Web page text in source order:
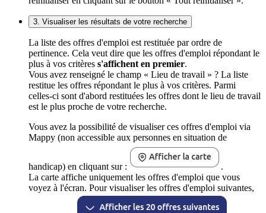
3. Visualiser les résultats de votre recherche
La liste des offres d'emploi est restituée par ordre de
pertinence. Cela veut dire que les offres d'emploi répondant le
plus à vos critères s'affichent en premier.
Vous avez renseigné le champ « Lieu de travail » ? La liste
restitue les offres répondant le plus à vos critères. Parmi
celles-ci sont d'abord restituées les offres dont le lieu de travail
est le plus proche de votre recherche.
Vous avez la possibilité de visualiser ces offres d'emploi via
Mappy (non accessible aux personnes en situation de
handicap) en cliquant sur :
.
La carte affiche uniquement les offres d'emploi que vous
voyez à l'écran. Pour visualiser les offres d'emploi suivantes,